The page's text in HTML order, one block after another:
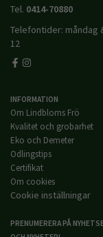
Tel. 0414-70880
Telefontider: måndag
12
INFORMATION
Om Lindbloms Frö
Kvalitet och grobarhet
Eko och Demeter
Odlingstips
Certifikat
Om cookies
Cookie inställningar
PRENUMERERA PÅ